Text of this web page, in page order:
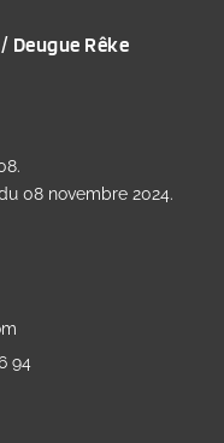
Deugue Rêke
08 novembre 2024.
94